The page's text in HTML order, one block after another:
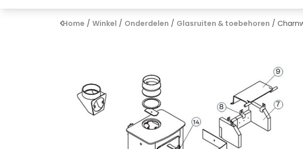
Home / Winkel / Onderdelen / Glasruiten & toebehoren /